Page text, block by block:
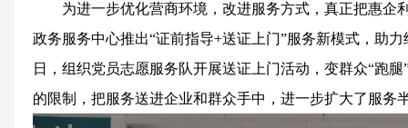
为进一步优化营商环境，改进服务方式，真正把惠企
政务服务中心推出“证前指导+送证上门”服务新模式，助
日，组织党员志愿服务队开展送证上门活动，变群众“跑
的限制，把服务送进企业和群众手中，进一步扩大了服务